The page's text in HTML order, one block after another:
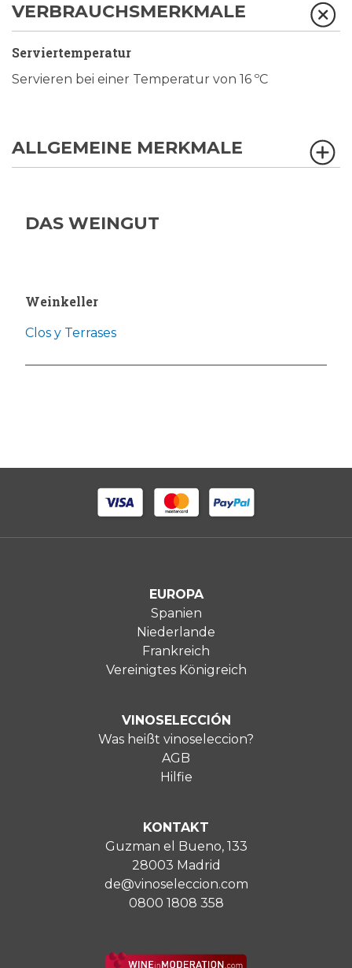
VERBRAUCHSMERKMALE
Serviertemperatur
Servieren bei einer Temperatur von 16 ºC
ALLGEMEINE MERKMALE
DAS WEINGUT
Weinkeller
Clos y Terrases
EUROPA
Spanien
Niederlande
Frankreich
Vereinigtes Königreich
VINOSELECCIÓN
Was heißt vinoseleccion?
AGB
Hilfie
KONTAKT
Guzman el Bueno, 133
28003 Madrid
de@vinoseleccion.com
0800 1808 358